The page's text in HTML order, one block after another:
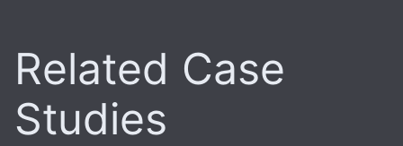
Related Case
Studies